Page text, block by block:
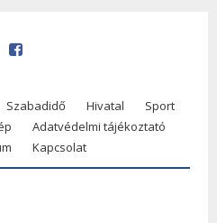
Szabadidő Hivatal
Sport
Adatvédelmi tájékoztató
Kapcsolat